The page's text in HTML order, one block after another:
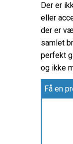
Der er
eller
der er
samlet
perfekt
og ikke